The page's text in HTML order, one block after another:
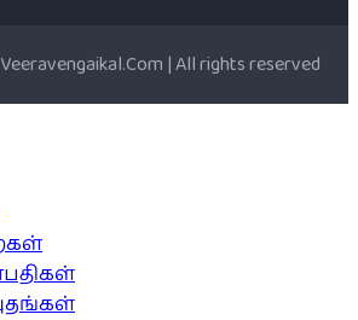
| All rights reserved